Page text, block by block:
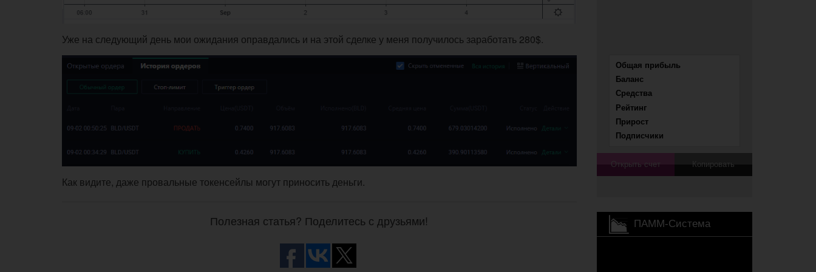
Уже на следующий день мои ожидания оправдались и на этой сделке у меня получилось заработать 280$.
Как видите, даже провальные токенсейлы могут приносить деньги.
Полезная статья? Поделитесь с друзьями!